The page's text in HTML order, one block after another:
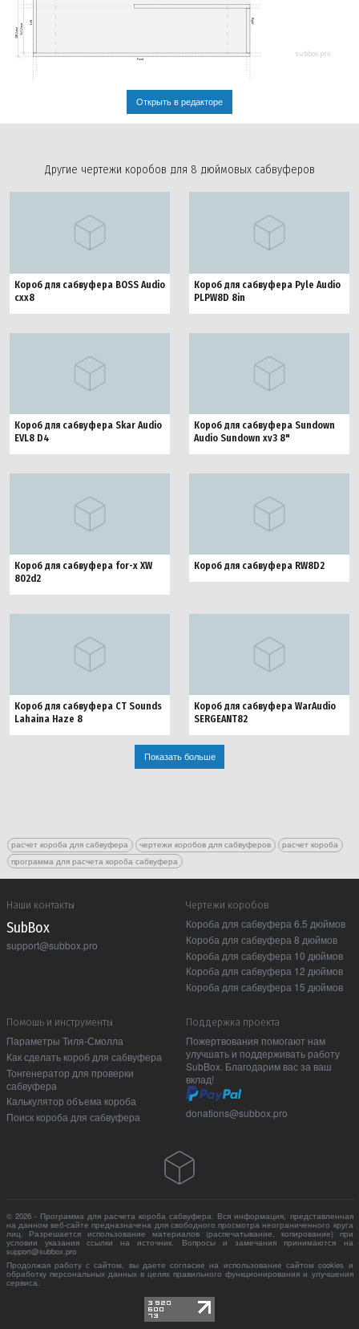
381.2мм 343.2мм
Front
Left Right
subbox.pro
Открыть в редакторе
Другие чертежи коробов для 8 дюймовых сабвуферов
Короб для сабвуфера BOSS Audio
cxx8
Короб для сабвуфера Pyle Audio
PLPW8D 8in
Короб для сабвуфера Skar Audio
EVL8 D4
Короб для сабвуфера Sundown
Audio Sundown xv3 8"
Короб для сабвуфера for-x XW
802d2
Короб для сабвуфера RW8D2
Короб для сабвуфера CT Sounds
Lahaina Haze 8
Короб для сабвуфера WarAudio
SERGEANT82
Показать больше
расчет короба для сабвуфера чертежи коробов для сабвуферов
расчет короба
программа для расчета короба сабвуфера
Наши контакты
Sub Box
support@subbox.pro
Чертежи коробов
Короба для сабвуфера 6.5 дюймов
Короба для сабвуфера 8 дюймов
Короба для сабвуфера 10 дюймов
Короба для сабвуфера 12 дюймов
Короба для сабвуфера 15 дюймов
Помошь и инструменты
Параметры Тиля-Смолла
Как сделать короб для сабвуфера
Тонгенератор для проверки
сабвуфера
Калькулятор объема короба
Поиск короба для сабвуфера
Поддержка проекта
Пожертвования помогают нам
улучшать и поддерживать работу
SubBox. Благодарим вас за ваш
вклад!
donations@subbox.pro
© 2026 - Программа для расчета короба сабвуфера. Вся информация, представленная
на данном веб-сайте предназначена для свободного просмотра неограниченного круга
лиц. Разрешается использование материалов (распечатывание, копирование) при
условии указания ссылки на источник. Вопросы и замечания принимаются на
support@subbox.pro
Продолжая работу с сайтом, вы даете согласие на использование сайтом cookies и
обработку персональных данных в целях правильного функционирования и улучшения
сервиса.